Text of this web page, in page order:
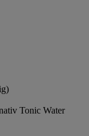
Tonic Water